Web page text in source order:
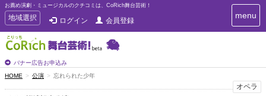
お薦め演劇・ミュージカルのクチコミは、CoRich舞台芸術！
T
o
g
g
e
n
a
地域選択 ログイン 会員登録
バナー広告お申込み
T
o
n
menu
HOME 公演 忘れられた少年
オペラ